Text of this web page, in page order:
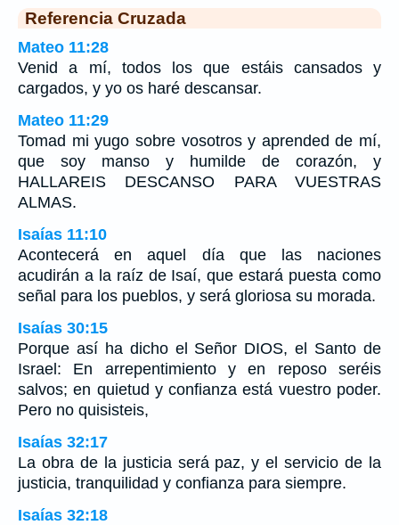
Referencia Cruzada
Mateo 11:28
Venid a mí, todos los que estáis cansados y
cargados, y yo os haré descansar.
Mateo 11:29
Tomad mi yugo sobre vosotros y aprended de mí,
que soy manso y humilde de corazón, y
HALLAREIS DESCANSO PARA VUESTRAS
ALMAS.
Isaías 11:10
Acontecerá en aquel día que las naciones
acudirán a la raíz de Isaí, que estará puesta como
señal para los pueblos, y será gloriosa su morada.
Isaías 30:15
Porque así ha dicho el Señor DIOS, el Santo de
Israel: En arrepentimiento y en reposo seréis
salvos; en quietud y confianza está vuestro poder.
Pero no quisisteis,
Isaías 32:17
La obra de la justicia será paz, y el servicio de la
justicia, tranquilidad y confianza para siempre.
Isaías 32:18